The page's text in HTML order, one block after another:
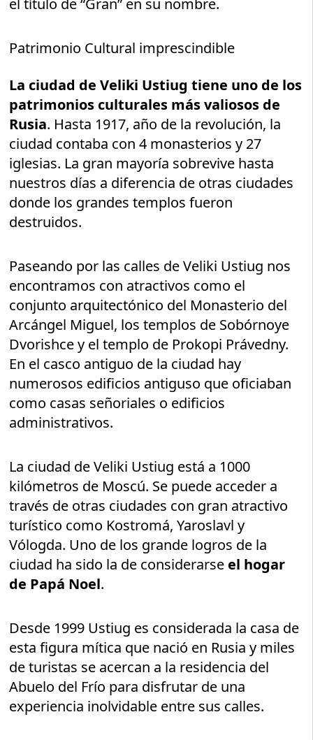
el título de “Gran” en su nombre.
Patrimonio Cultural imprescindible
La ciudad de Veliki Ustiug tiene uno de los
patrimonios culturales más valiosos de
Rusia. Hasta 1917, año de la revolución, la
ciudad contaba con 4 monasterios y 27
iglesias. La gran mayoría sobrevive hasta
nuestros días a diferencia de otras ciudades
donde los grandes templos fueron
destruidos.
Paseando por las calles de Veliki Ustiug nos
encontramos con atractivos como el
conjunto arquitectónico del Monasterio del
Arcángel Miguel, los templos de Sobórnoye
Dvorishce y el templo de Prokopi Právedny.
En el casco antiguo de la ciudad hay
numerosos edificios antiguso que oficiaban
como casas señoriales o edificios
administrativos.
La ciudad de Veliki Ustiug está a 1000
kilómetros de Moscú. Se puede acceder a
través de otras ciudades con gran atractivo
turístico como Kostromá, Yaroslavl y
Vólogda. Uno de los grande logros de la
ciudad ha sido la de considerarse el hogar
de Papá Noel.
Desde 1999 Ustiug es considerada la casa de
esta figura mítica que nació en Rusia y miles
de turistas se acercan a la residencia del
Abuelo del Frío para disfrutar de una
experiencia inolvidable entre sus calles.